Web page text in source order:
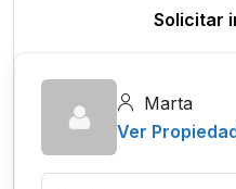
Solicitar
Marta
Ver